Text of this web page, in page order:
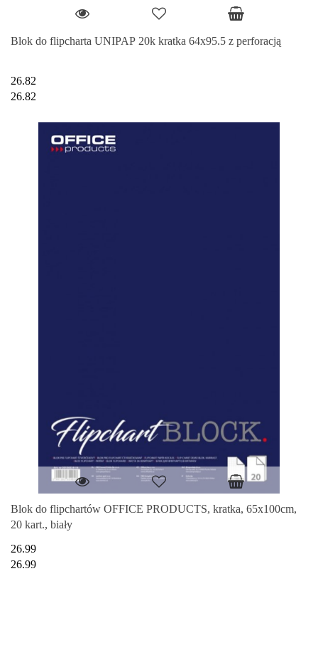
Blok do flipcharta UNIPAP 20k kratka 64x95.5 z perforacją
26.82
26.82
Blok do flipchartów OFFICE PRODUCTS, kratka, 65x100cm,
20 kart., biały
26.99
26.99